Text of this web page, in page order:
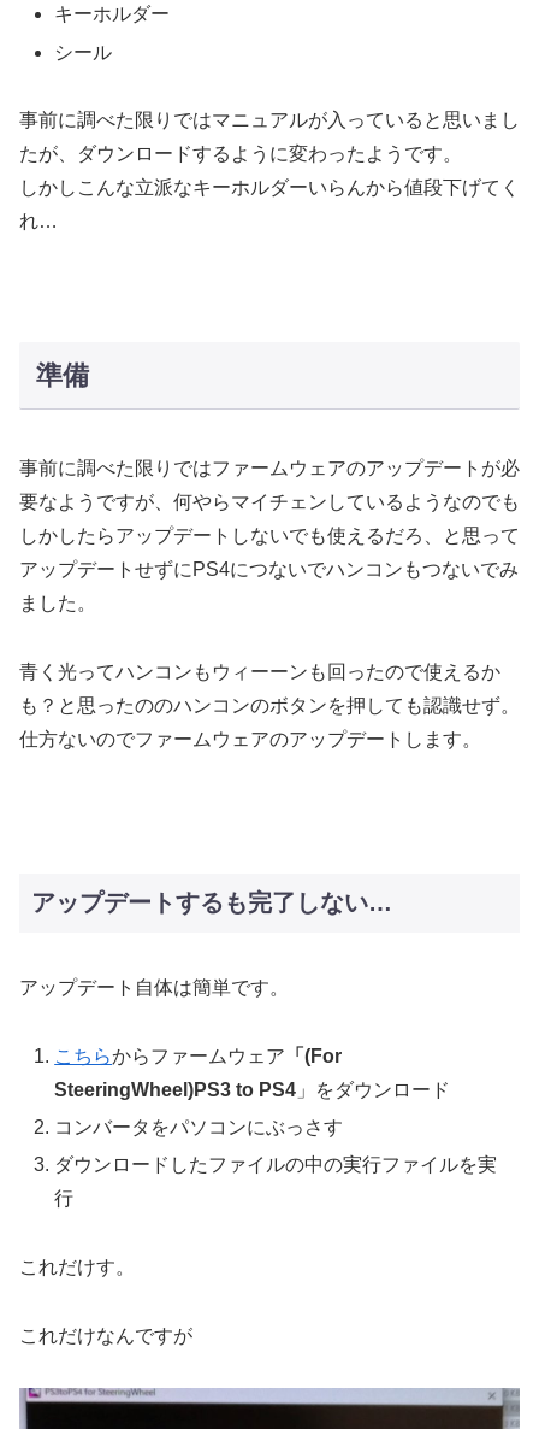
キーホルダー
シール
事前に調べた限りではマニュアルが入っていると思いまし
たが、ダウンロードするように変わったようです。
しかしこんな立派なキーホルダーいらんから値段下げてく
れ…
準備
事前に調べた限りではファームウェアのアップデートが必
要なようですが、何やらマイチェンしているようなのでも
しかしたらアップデートしないでも使えるだろ、と思って
アップデートせずにPS4につないでハンコンもつないでみ
ました。
青く光ってハンコンもウィーーンも回ったので使えるか
も？と思ったののハンコンのボタンを押しても認識せず。
仕方ないのでファームウェアのアップデートします。
アップデートするも完了しない…
アップデート自体は簡単です。
こちらからファームウェア 「(For
SteeringWheel)PS3 to PS4 」をダウンロード
コンバータをパソコンにぶっさす
ダウンロードしたファイルの中の実行ファイルを実
行
これだけす。
これだけなんですが